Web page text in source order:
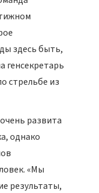
здесь быть,
генсекретарь
стрельбе из
развита
однако
«Мы
результаты,